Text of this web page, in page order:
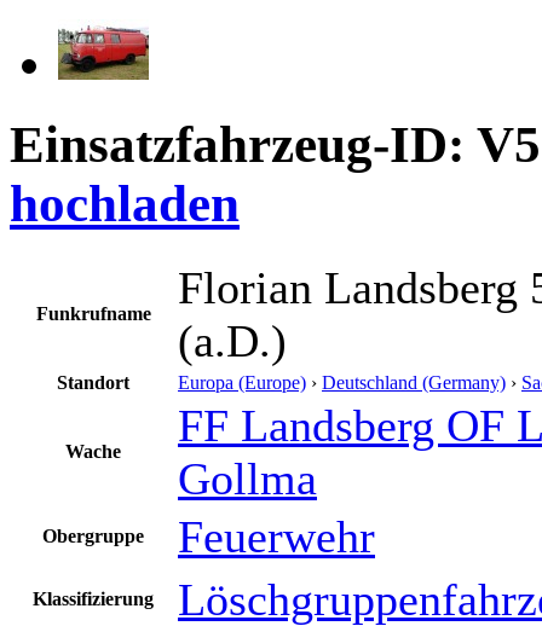
Einsatzfahrzeug-ID:
hochladen
Funkrufname
Florian Landsberg
(a.D.)
Standort Europa (Europe) › Deutschland (Germany) ›
Wache
FF Landsberg OF
Gollma
Obergruppe Feuerwehr
Klassifizierung